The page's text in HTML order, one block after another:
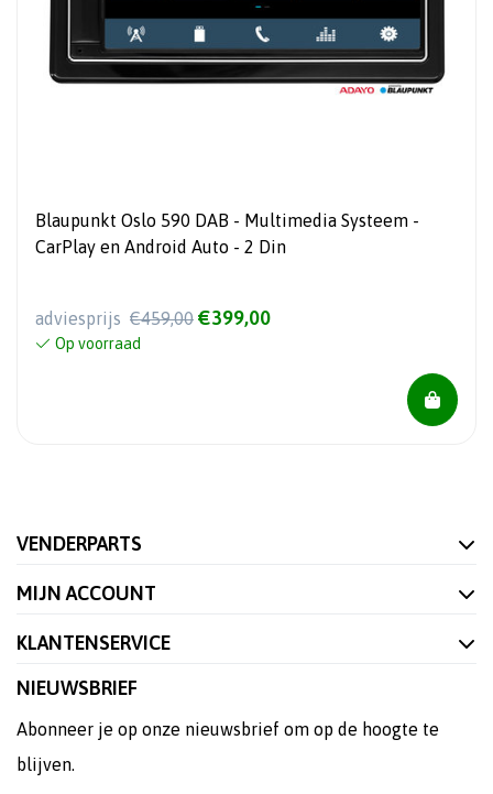
Blaupunkt Oslo 590 DAB - Multimedia Systeem -
CarPlay en Android Auto - 2 Din
adviesprijs €459,00 €399,00
Op voorraad
VENDERPARTS
MIJN ACCOUNT
KLANTENSERVICE
NIEUWSBRIEF
Abonneer je op onze nieuwsbrief om op de hoogte te
blijven.